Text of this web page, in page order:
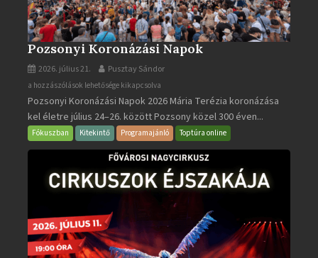
Pozsonyi Koronázási Napok
2026. július 21. Pusztay Sándor
Pozsonyi
Koronázási
Napok
bejegyzéshez
a hozzászólások lehetősége kikapcsolva
Pozsonyi Koronázási Napok 2026 Mária Terézia koronázása
kel életre július 24–26. között Pozsony közel 300 éven...
Fókuszban Kitekintő Programajánló Toptúra online